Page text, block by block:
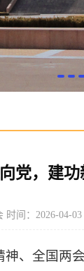
党，建
时间：2026-04-03
、全国两